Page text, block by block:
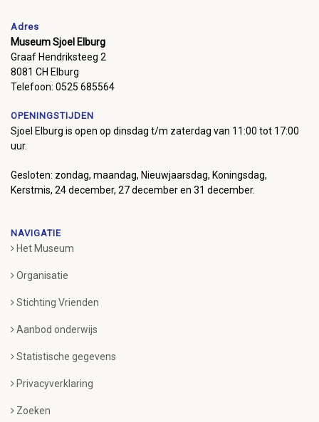
Adres
Museum Sjoel Elburg
Graaf Hendriksteeg 2
8081 CH Elburg
Telefoon: 0525 685564
OPENINGSTIJDEN
Sjoel Elburg is open op dinsdag t/m zaterdag van 11:00 tot 17:00
uur.
Gesloten: zondag, maandag, Nieuwjaarsdag, Koningsdag,
Kerstmis, 24 december, 27 december en 31 december.
NAVIGATIE
Het Museum
Organisatie
Stichting Vrienden
Aanbod onderwijs
Statistische gegevens
Privacyverklaring
Zoeken